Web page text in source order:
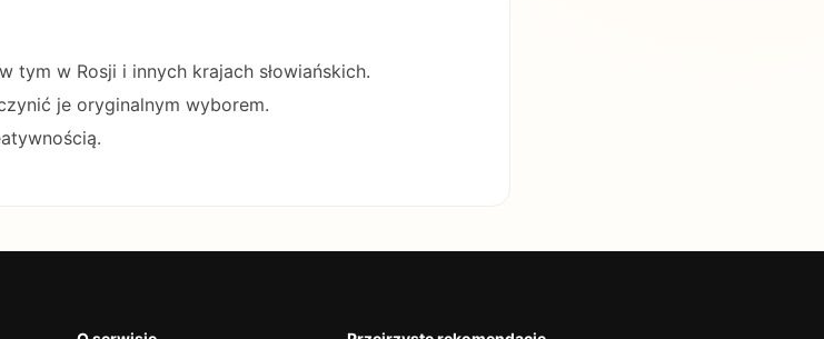
tym w Rosji i innych krajach słowiańskich.
je oryginalnym wyborem.